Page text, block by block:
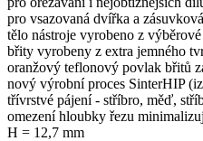
pro vsazovaná dvířka a
tělo nástroje vyrobeno z
břity vyrobeny z extra jemného
oranžový teflonový povlak břitů
nový výrobní proces SinterHIP
třívrstvé pájení - stříbro, měď,
omezení hloubky řezu
H = 12,7 mm